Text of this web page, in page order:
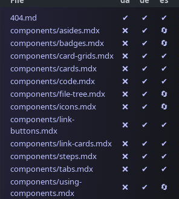
404.md
✔ ✔ ✔
components/asides.mdx
❌ ✔ 🔄
components/badges.mdx
❌ ✔ 🔄
components/card-grids.mdx
❌ ✔ ✔
components/cards.mdx
❌ ✔ ✔
components/code.mdx
❌ ✔ ✔
components/file-tree.mdx
❌ ✔ 🔄
components/icons.mdx
❌ ✔ 🔄
components/link-
buttons.mdx
❌ ✔ ✔
components/link-cards.mdx
❌ ✔ ✔
components/steps.mdx
❌ ✔ ✔
components/tabs.mdx
❌ ✔ ✔
components/using-
components.mdx
❌ ✔ 🔄